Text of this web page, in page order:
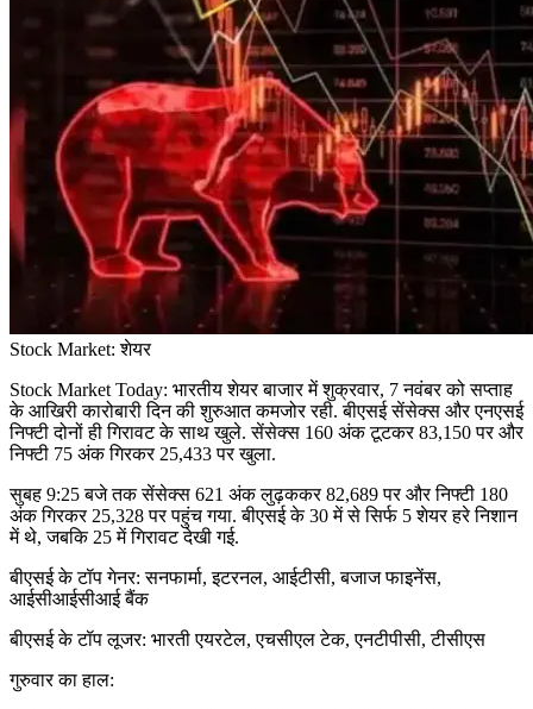
Stock Market: शेयर
Stock Market Today: भारतीय शेयर बाजार में शुक्रवार, 7 नवंबर को सप्ताह
के आखिरी कारोबारी दिन की शुरुआत कमजोर रही. बीएसई सेंसेक्स और एनएसई
निफ्टी दोनों ही गिरावट के साथ खुले. सेंसेक्स 160 अंक टूटकर 83,150 पर और
निफ्टी 75 अंक गिरकर 25,433 पर खुला.
सुबह 9:25 बजे तक सेंसेक्स 621 अंक लुढ़ककर 82,689 पर और निफ्टी 180
अंक गिरकर 25,328 पर पहुंच गया. बीएसई के 30 में से सिर्फ 5 शेयर हरे निशान
में थे, जबकि 25 में गिरावट देखी गई.
बीएसई के टॉप गेनर: सनफार्मा, इटरनल, आईटीसी, बजाज फाइनेंस,
आईसीआईसीआई बैंक
बीएसई के टॉप लूजर: भारती एयरटेल, एचसीएल टेक, एनटीपीसी, टीसीएस
गुरुवार का हाल: